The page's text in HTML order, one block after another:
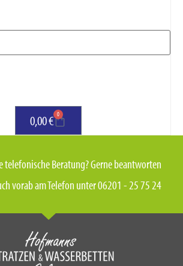
0,00€ 0
telefonische Beratung? Gerne beantworten
vorab am Telefon unter 06201 - 25 75 24